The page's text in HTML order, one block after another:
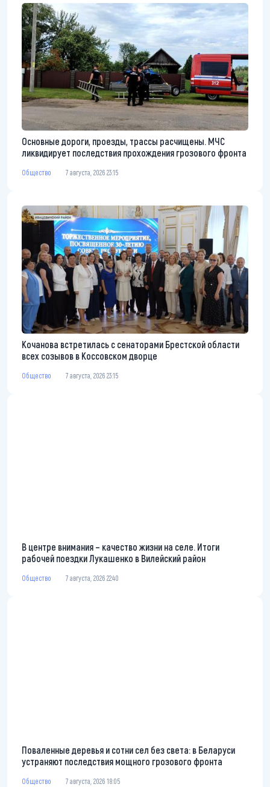
Основные дороги, проезды, трассы расчищены. МЧС
ликвидирует последствия прохождения грозового фронта
Общество 7 августа, 2026 23:15
Кочанова встретилась с сенаторами Брестской области
всех созывов в Коссовском дворце
Общество 7 августа, 2026 23:15
В центре внимания – качество жизни на селе. Итоги
рабочей поездки Лукашенко в Вилейский район
Общество 7 августа, 2026 22:40
Поваленные деревья и сотни сел без света: в Беларуси
устраняют последствия мощного грозового фронта
Общество 7 августа, 2026 18:05